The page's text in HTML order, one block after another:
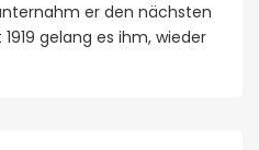
er den nächsten
gelang es ihm, wieder